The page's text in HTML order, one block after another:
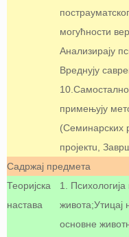
могућности
Анализирају
Вреднују
примењују
(Семинарских
пројектu,
Садржај предмета
Теоријска
настава
1.
живота;Утицај
основне